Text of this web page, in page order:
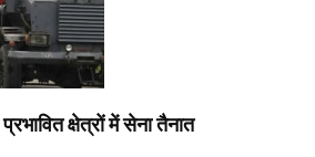
क्षेत्रों में सेना तैनात